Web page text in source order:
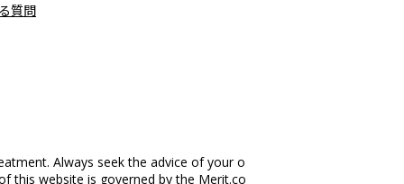
質問
Always seek the advice of your o
this website is governed by the Merit.co